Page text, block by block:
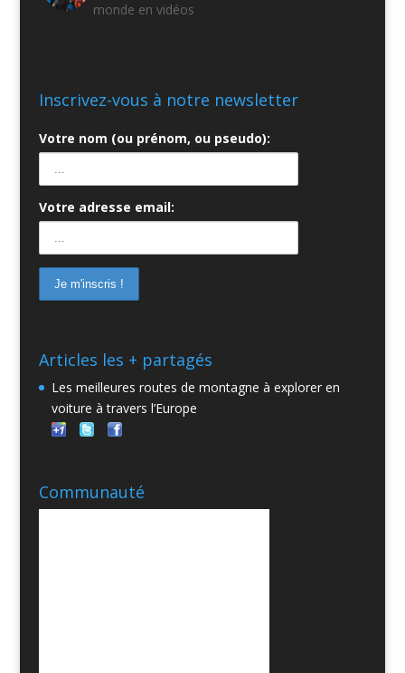
monde en vidéos
Inscrivez-vous à notre newsletter
Votre nom (ou prénom, ou pseudo):
Votre adresse email:
Articles les + partagés
Les meilleures routes de montagne à explorer en
voiture à travers l’Europe
Communauté